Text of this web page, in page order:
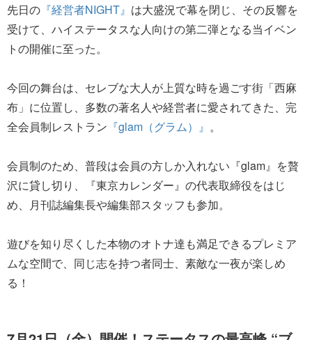
先日の 『経営者NIGHT』 は大盛況で幕を閉じ、その反響を
受けて、ハイステータスな人向けの第二弾となる当イベン
トの開催に至った。
今回の舞台は、セレブな大人が上質な時を過ごす街「西麻
布」に位置し、多数の著名⼈や経営者に愛されてきた、完
全会員制レストラン 『glam（グラム）』 。
会員制のため、普段は会員の方しか入れない『glam』を贅
沢に貸し切り、『東京カレンダー』の代表取締役をはじ
め、月刊誌編集長や編集部スタッフも参加。
遊びを知り尽くした本物のオトナ達も満足できるプレミア
ムな空間で、同じ志を持つ者同士、素敵な一夜が楽しめ
る！